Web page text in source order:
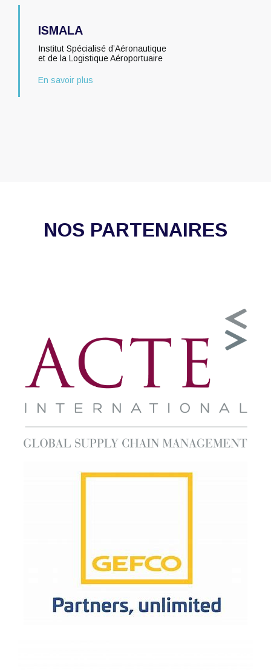
ISMALA
Institut Spécialisé d’Aéronautique
et de la Logistique Aéroportuaire
En savoir plus
NOS PARTENAIRES